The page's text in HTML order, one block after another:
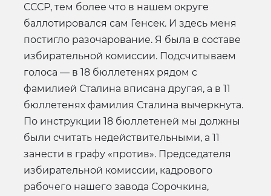
СССР, тем более что в нашем округе
баллотировался сам Генсек. И здесь меня
постигло разочарование. Я была в составе
избирательной комиссии. Подсчитываем
голоса — в 18 бюллетенях рядом с
фамилией Сталина вписана другая, а в 11
бюллетенях фамилия Сталина вычеркнута.
По инструкции 18 бюллетеней мы должны
были считать недействительными, а 11
занести в графу «против». Председателя
избирательной комиссии, кадрового
рабочего нашего завода Сорочкина,